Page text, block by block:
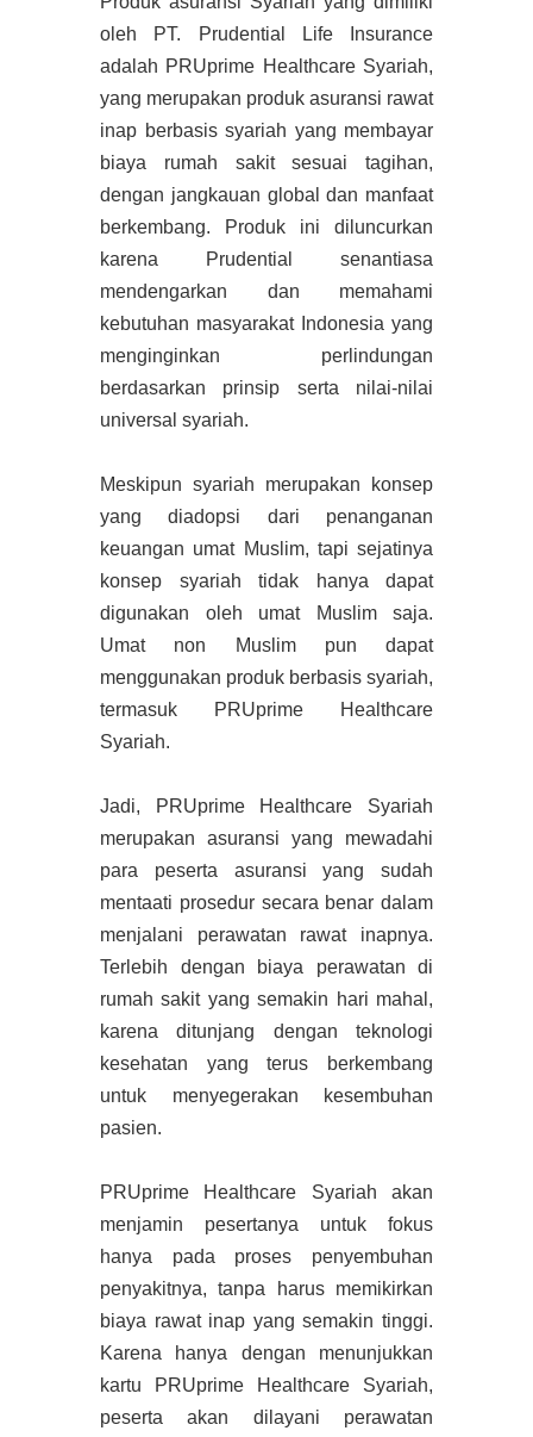
oleh PT. Prudential Life Insurance
adalah PRUprime Healthcare Syariah,
yang merupakan produk asuransi rawat
inap berbasis syariah yang membayar
biaya rumah sakit sesuai tagihan,
dengan jangkauan global dan manfaat
berkembang. Produk ini diluncurkan
karena Prudential senantiasa
mendengarkan dan memahami
kebutuhan masyarakat Indonesia yang
menginginkan perlindungan
berdasarkan prinsip serta nilai-nilai
universal syariah.
Meskipun syariah merupakan konsep
yang diadopsi dari penanganan
keuangan umat Muslim, tapi sejatinya
konsep syariah tidak hanya dapat
digunakan oleh umat Muslim saja.
Umat non Muslim pun dapat
menggunakan produk berbasis syariah,
termasuk PRUprime Healthcare
Syariah.
Jadi, PRUprime Healthcare Syariah
merupakan asuransi yang mewadahi
para peserta asuransi yang sudah
mentaati prosedur secara benar dalam
menjalani perawatan rawat inapnya.
Terlebih dengan biaya perawatan di
rumah sakit yang semakin hari mahal,
karena ditunjang dengan teknologi
kesehatan yang terus berkembang
untuk menyegerakan kesembuhan
pasien.
PRUprime Healthcare Syariah akan
menjamin pesertanya untuk fokus
hanya pada proses penyembuhan
penyakitnya, tanpa harus memikirkan
biaya rawat inap yang semakin tinggi.
Karena hanya dengan menunjukkan
kartu PRUprime Healthcare Syariah,
peserta akan dilayani perawatan